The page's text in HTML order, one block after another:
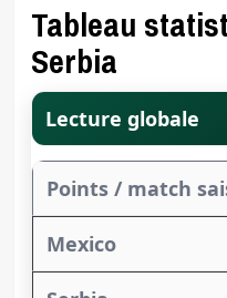
Tableau
Serbia
Lecture globale
Points / match